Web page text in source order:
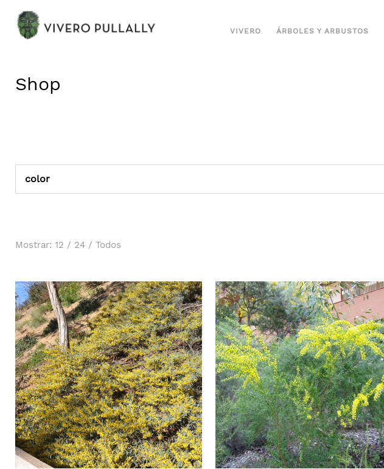
VIVERO ÁRBOLES Y ARBUSTOS
Shop
color
Mostrar: 12 / 24 / Todos